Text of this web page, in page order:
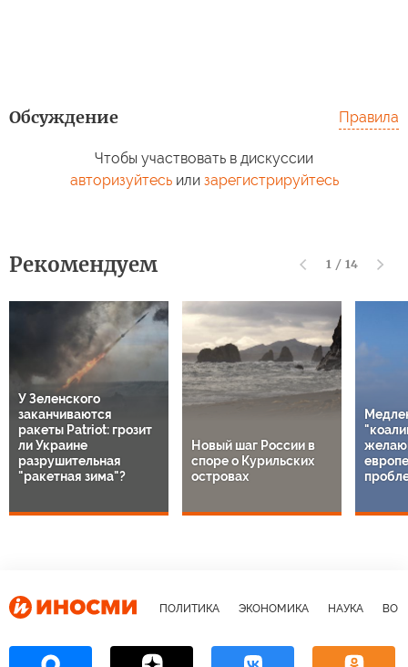
Обсуждение Правила
Чтобы участвовать в дискуссии
авторизуйтесьили зарегистрируйтесь
Рекомендуем 1 / 14
У Зеленского
заканчиваются
ракеты Patriot: грозит
ли Украине
разрушительная
"ракетная зима"?
Новый шаг России в
споре о Курильских
островах
ПОЛИТИКА ЭКОНОМИКА НАУКА